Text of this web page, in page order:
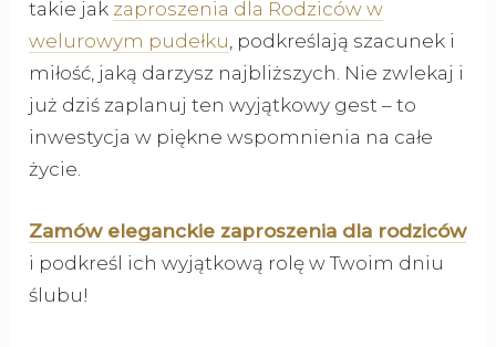
takie jak zaproszenia dla Rodziców w
welurowym pudełku , podkreślają szacunek i
miłość, jaką darzysz najbliższych. Nie zwlekaj i
już dziś zaplanuj ten wyjątkowy gest – to
inwestycja w piękne wspomnienia na całe
życie.
Zamów eleganckie zaproszenia dla rodziców
i podkreśl ich wyjątkową rolę w Twoim dniu
ślubu!